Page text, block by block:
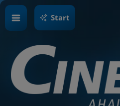
Start